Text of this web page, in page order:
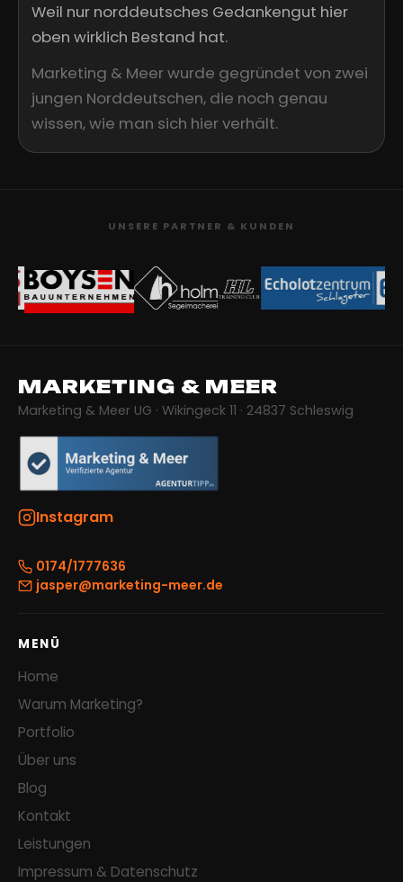
Weil nur norddeutsches Gedankengut hier
oben wirklich Bestand hat.
Marketing & Meer wurde gegründet von zwei
jungen Norddeutschen, die noch genau
wissen, wie man sich hier verhält.
UNSERE PARTNER & KUNDEN
MARKETING & MEER
Marketing & Meer UG · Wikingeck 11 · 24837 Schleswig
Instagram
0174/1777636
jasper@marketing-meer.de
MENÜ
Home
Warum Marketing?
Portfolio
Über uns
Blog
Kontakt
Leistungen
Impressum & Datenschutz